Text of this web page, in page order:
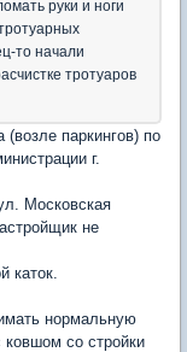
руки и ноги
то начали
тротуаров
паркингов) по
г.
Московская
не
каток.
нормальную
ковшом со стройки